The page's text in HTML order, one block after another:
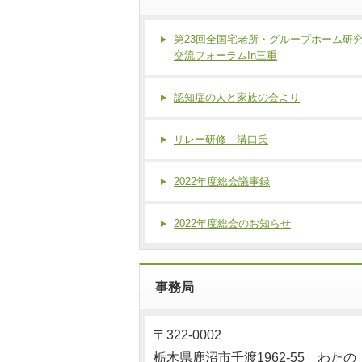
第23回全国宅老所・グループホーム研
交流フォーラムIn三重
認知症の人と家族の会より
リレー研修 溝口氏
2022年度総会議事録
2022年度総会のお知らせ
事務局
〒322-0002
栃木県鹿沼市千渡1962-55 わたの